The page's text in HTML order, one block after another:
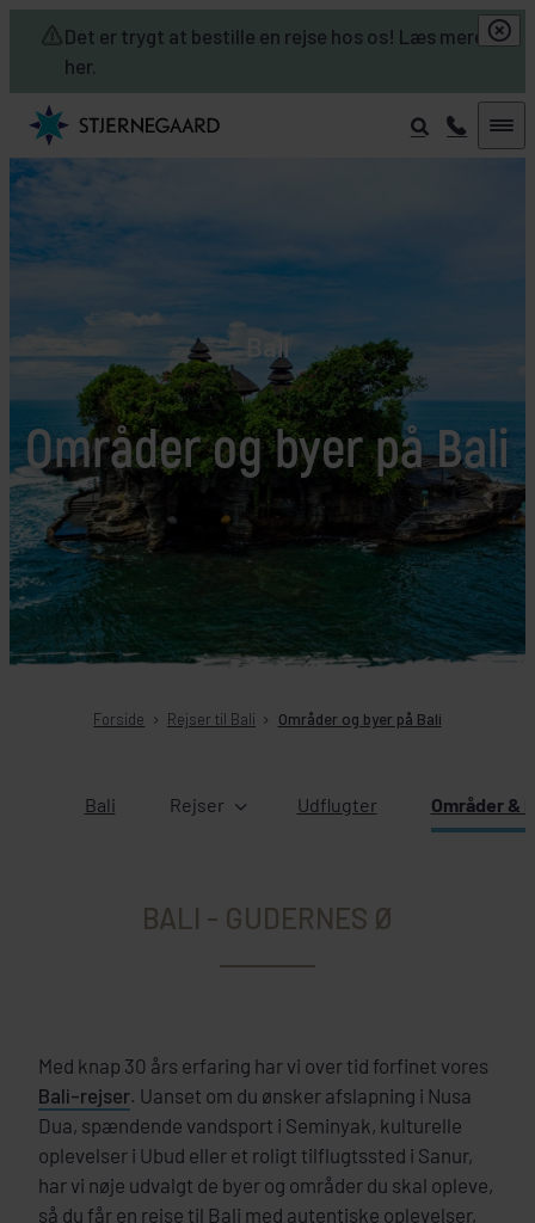
Det er trygt at bestille en rejse hos os! Læs mere
her.
Skip to main content
Områder og byer på Bali
Bali
Forside Rejser til Bali Områder og byer på Bali
Bali Rejser Udflugter Områder &
BALI - GUDERNES Ø
Med knap 30 års erfaring har vi over tid forfinet vores
Bali-rejser. Uanset om du ønsker afslapning i Nusa
Dua, spændende vandsport i Seminyak, kulturelle
oplevelser i Ubud eller et roligt tilflugtssted i Sanur,
har vi nøje udvalgt de byer og områder du skal opleve,
så du får en rejse til Bali med autentiske oplevelser,